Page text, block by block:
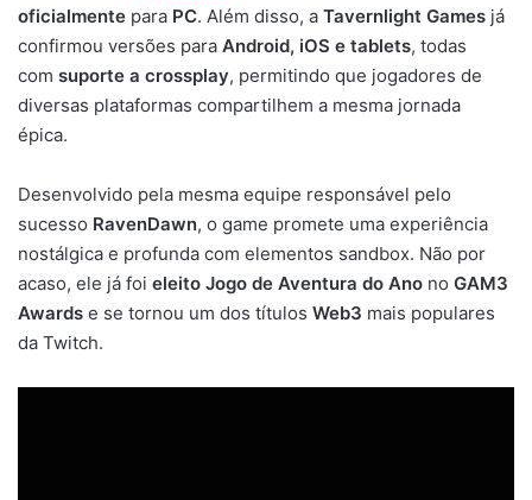
oficialmente para PC. Além disso, a Tavernlight Games já
confirmou versões para Android, iOS e tablets, todas
com suporte a crossplay, permitindo que jogadores de
diversas plataformas compartilhem a mesma jornada
épica.
Desenvolvido pela mesma equipe responsável pelo
sucesso RavenDawn, o game promete uma experiência
nostálgica e profunda com elementos sandbox. Não por
acaso, ele já foi eleito Jogo de Aventura do Ano no GAM3
Awards e se tornou um dos títulos Web3 mais populares
da Twitch.